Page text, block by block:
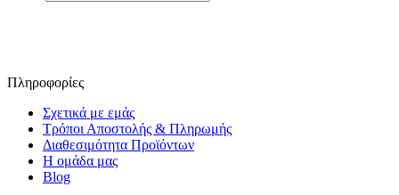
Πληροφορίες
Σχετικά με εμάς
Τρόποι Αποστολής & Πληρωμής
Διαθεσιμότητα Προϊόντων
Η ομάδα μας
Blog